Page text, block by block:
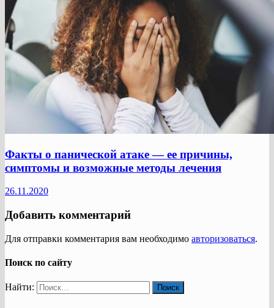
Факты о панической атаке — ее причины,
симптомы и возможные методы лечения
26.11.2020
Добавить комментарий
Для отправки комментария вам необходимо авторизоваться.
Поиск по сайту
Найти: